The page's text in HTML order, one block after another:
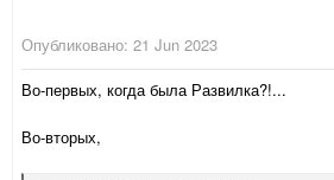
Опубликовано: 21 Jun 2023
Во-первых, когда была Развилка?!...
Во-вторых,